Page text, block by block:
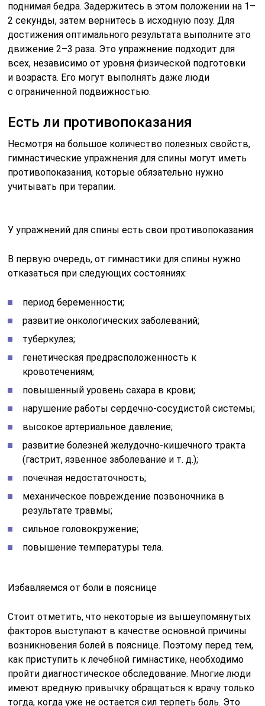
поднимая бедра. Задержитесь в этом положении на 1–
2 секунды, затем вернитесь в исходную позу. Для
достижения оптимального результата выполните это
движение 2–3 раза. Это упражнение подходит для
всех, независимо от уровня физической подготовки
и возраста. Его могут выполнять даже люди
с ограниченной подвижностью.
Есть ли противопоказания
Несмотря на большое количество полезных свойств,
гимнастические упражнения для спины могут иметь
противопоказания, которые обязательно нужно
учитывать при терапии.
У упражнений для спины есть свои противопоказания
В первую очередь, от гимнастики для спины нужно
отказаться при следующих состояниях:
период беременности;
развитие онкологических заболеваний;
туберкулез;
генетическая предрасположенность к
кровотечениям;
повышенный уровень сахара в крови;
нарушение работы сердечно-сосудистой системы;
высокое артериальное давление;
развитие болезней желудочно-кишечного тракта
(гастрит, язвенное заболевание и т. д.);
почечная недостаточность;
механическое повреждение позвоночника в
результате травмы;
сильное головокружение;
повышение температуры тела.
Избавляемся от боли в пояснице
Стоит отметить, что некоторые из вышеупомянутых
факторов выступают в качестве основной причины
возникновения болей в пояснице. Поэтому перед тем,
как приступить к лечебной гимнастике, необходимо
пройти диагностическое обследование. Многие люди
имеют вредную привычку обращаться к врачу только
тогда, когда уже не остается сил терпеть боль. Это